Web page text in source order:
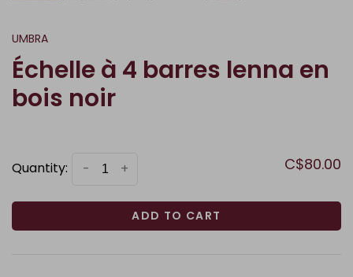
UMBRA
Échelle à 4 barres lenna en
bois noir
Quantity: +
- C$80.00
ADD TO CART